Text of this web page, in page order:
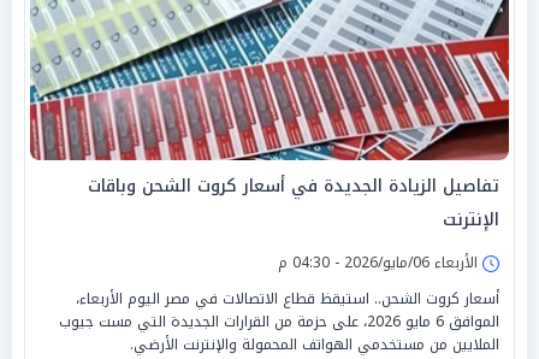
تفاصيل الزيادة الجديدة في أسعار كروت الشحن وباقات
الإنترنت
الأربعاء 06/مايو/2026 - 04:30 م
أسعار كروت الشحن.. استيقظ قطاع الاتصالات في مصر اليوم الأربعاء،
الموافق 6 مايو 2026، على حزمة من القرارات الجديدة التي مست جيوب
الملايين من مستخدمي الهواتف المحمولة والإنترنت الأرضي.